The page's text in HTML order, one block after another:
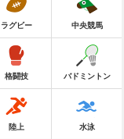
ラグビー 中央競馬
格闘技 バドミントン
陸上 水泳